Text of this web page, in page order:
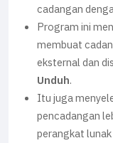
cadangan
Program ini
membuat
eksternal dan
Unduh.
Itu juga
pencadangan
perangkat